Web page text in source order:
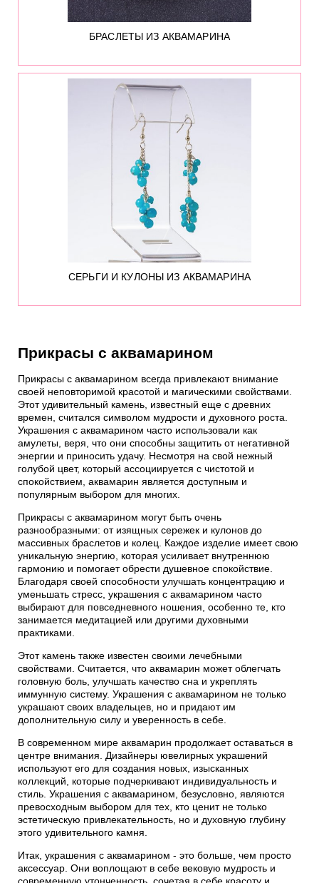
БРАСЛЕТЫ ИЗ АКВАМАРИНА
СЕРЬГИ И КУЛОНЫ ИЗ АКВАМАРИНА
Прикрасы с аквамарином
Прикрасы с аквамарином всегда привлекают внимание
своей неповторимой красотой и магическими свойствами.
Этот удивительный камень, известный еще с древних
времен, считался символом мудрости и духовного роста.
Украшения с аквамарином часто использовали как
амулеты, веря, что они способны защитить от негативной
энергии и приносить удачу. Несмотря на свой нежный
голубой цвет, который ассоциируется с чистотой и
спокойствием, аквамарин является доступным и
популярным выбором для многих.
Прикрасы с аквамарином могут быть очень
разнообразными: от изящных сережек и кулонов до
массивных браслетов и колец. Каждое изделие имеет свою
уникальную энергию, которая усиливает внутреннюю
гармонию и помогает обрести душевное спокойствие.
Благодаря своей способности улучшать концентрацию и
уменьшать стресс, украшения с аквамарином часто
выбирают для повседневного ношения, особенно те, кто
занимается медитацией или другими духовными
практиками.
Этот камень также известен своими лечебными
свойствами. Считается, что аквамарин может облегчать
головную боль, улучшать качество сна и укреплять
иммунную систему. Украшения с аквамарином не только
украшают своих владельцев, но и придают им
дополнительную силу и уверенность в себе.
В современном мире аквамарин продолжает оставаться в
центре внимания. Дизайнеры ювелирных украшений
используют его для создания новых, изысканных
коллекций, которые подчеркивают индивидуальность и
стиль. Украшения с аквамарином, безусловно, являются
превосходным выбором для тех, кто ценит не только
эстетическую привлекательность, но и духовную глубину
этого удивительного камня.
Итак, украшения с аквамарином - это больше, чем просто
аксессуар. Они воплощают в себе вековую мудрость и